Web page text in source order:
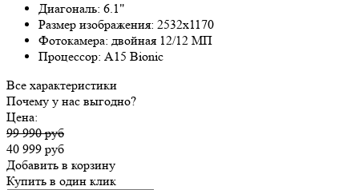
Диагональ: 6.1"
Размер изображения: 2532x1170
Фотокамера: двойная 12/12 МП
Процессор: A15 Bionic
Все характеристики
Почему у нас выгодно?
Цена:
99 990 руб
40 999 руб
Добавить в корзину
Купить в один клик